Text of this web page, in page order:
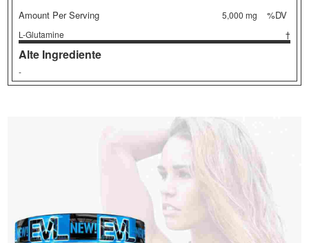
Amount Per Serving %DV
L-Glutamine
5,000 mg
†
Alte Ingrediente
-